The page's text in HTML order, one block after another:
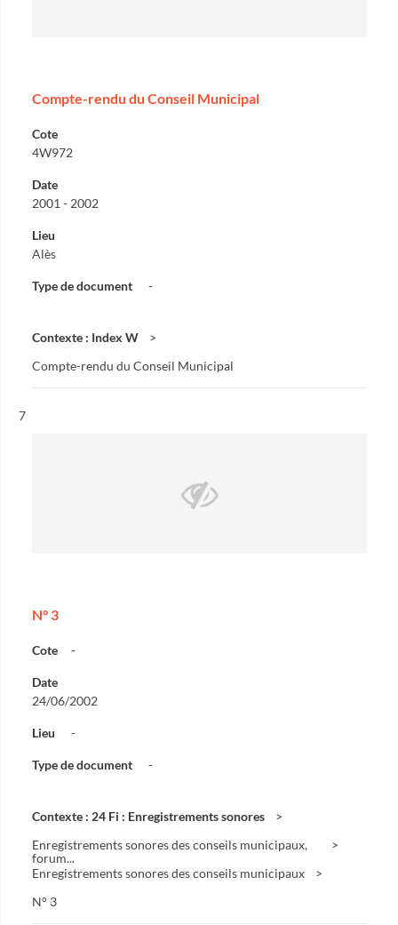
Compte-rendu du Conseil Municipal
Cote
4W972
Date
2001 - 2002
Lieu
Alès
Type de document -
Contexte : Index W
Compte-rendu du Conseil Municipal
Résultat n°
7
N° 3
Cote -
Date
24/06/2002
Lieu -
Type de document -
Contexte : 24 Fi : Enregistrements sonores
Enregistrements sonores des conseils municipaux,
forum...
Enregistrements sonores des conseils municipaux
N° 3